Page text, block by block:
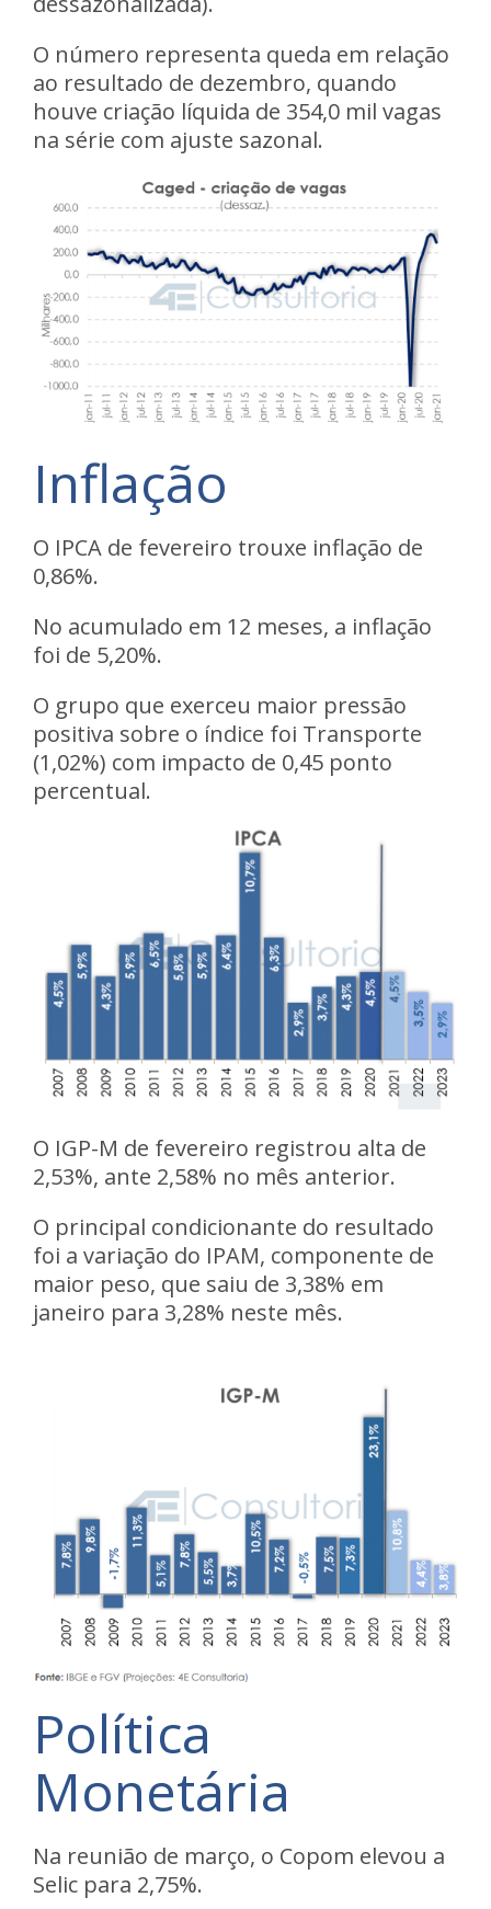
O número representa queda em relação
ao resultado de dezembro, quando
houve criação líquida de 354,0 mil vagas
na série com ajuste sazonal.
Inflação
O IPCA de fevereiro trouxe inflação de
0,86%.
No acumulado em 12 meses, a inflação
foi de 5,20%.
O grupo que exerceu maior pressão
positiva sobre o índice foi Transporte
(1,02%) com impacto de 0,45 ponto
percentual.
O IGP-M de fevereiro registrou alta de
2,53%, ante 2,58% no mês anterior.
O principal condicionante do resultado
foi a variação do IPAM, componente de
maior peso, que saiu de 3,38% em
janeiro para 3,28% neste mês.
Política
Monetária
Na reunião de março, o Copom elevou a
Selic para 2,75%.